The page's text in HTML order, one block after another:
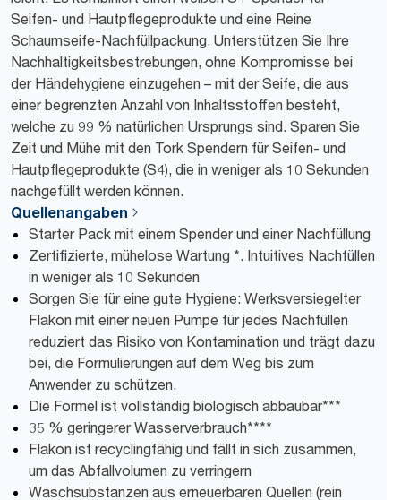
Seifen- und Hautpflegeprodukte und eine Reine
Schaumseife-Nachfüllpackung. Unterstützen Sie Ihre
Nachhaltigkeitsbestrebungen, ohne Kompromisse bei
der Händehygiene einzugehen – mit der Seife, die aus
einer begrenzten Anzahl von Inhaltsstoffen besteht,
welche zu 99 % natürlichen Ursprungs sind. Sparen Sie
Zeit und Mühe mit den Tork Spendern für Seifen- und
Hautpflegeprodukte (S4), die in weniger als 10 Sekunden
nachgefüllt werden können.
Quellenangaben
Starter Pack mit einem Spender und einer Nachfüllung
Zertifizierte, mühelose Wartung *. Intuitives Nachfüllen
in weniger als 10 Sekunden
Sorgen Sie für eine gute Hygiene: Werksversiegelter
Flakon mit einer neuen Pumpe für jedes Nachfüllen
reduziert das Risiko von Kontamination und trägt dazu
bei, die Formulierungen auf dem Weg bis zum
Anwender zu schützen.
Die Formel ist vollständig biologisch abbaubar***
35 % geringerer Wasserverbrauch****
Flakon ist recyclingfähig und fällt in sich zusammen,
um das Abfallvolumen zu verringern
Waschsubstanzen aus erneuerbaren Quellen (rein